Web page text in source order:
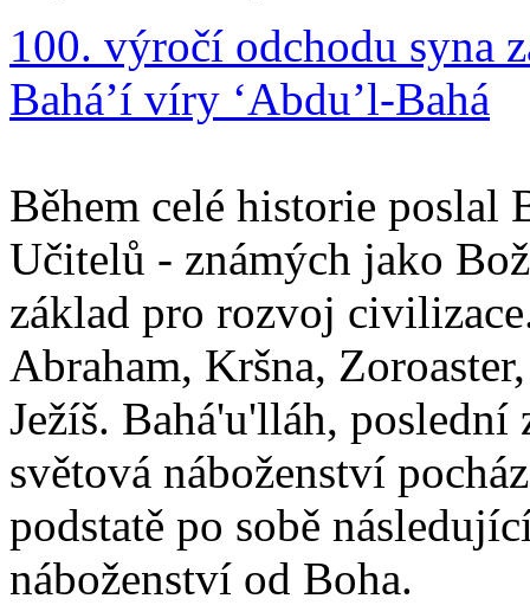
100. výročí odchodu syna
Bahá’í víry ‘Abdu’l-Bahá
Během celé historie poslal
Učitelů - známých jako
základ pro rozvoj
Abraham, Kršna,
Ježíš. Bahá'u'lláh,
světová náboženství
podstatě po sobě
náboženství od Boha.